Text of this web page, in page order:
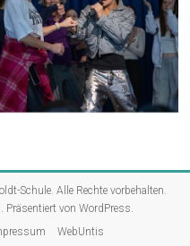
Schule. Alle Rechte vorbehalten.
Präsentiert vonWordPress.
WebUntis